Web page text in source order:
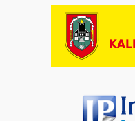
Dalam Zikir dan
Makna
Artikel
Kebangsaan di